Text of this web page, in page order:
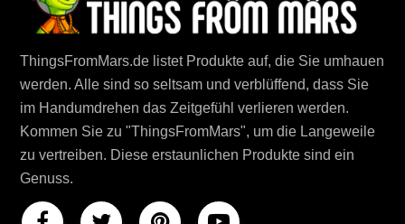
ThingsFromMars.de listet Produkte auf, die Sie umhauen
werden. Alle sind so seltsam und verblüffend, dass Sie
im Handumdrehen das Zeitgefühl verlieren werden.
Kommen Sie zu "ThingsFromMars", um die Langeweile
zu vertreiben. Diese erstaunlichen Produkte sind ein
Genuss.